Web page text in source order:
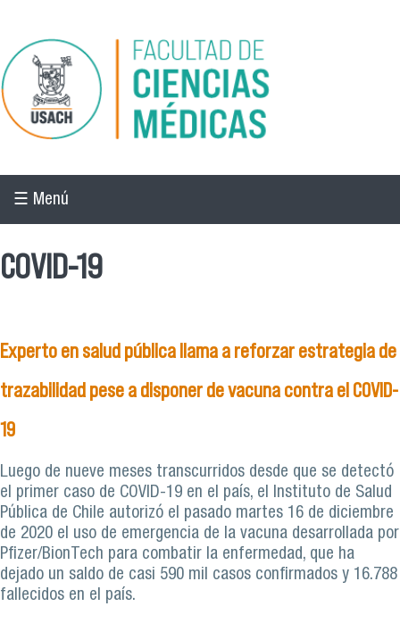
Pasar al contenido principal
☰ Menú
COVID-19
Experto en salud pública llama a reforzar estrategia de
trazabilidad pese a disponer de vacuna contra el COVID-
19
Luego de nueve meses transcurridos desde que se detectó
el primer caso de COVID-19 en el país, el Instituto de Salud
Pública de Chile autorizó el pasado martes 16 de diciembre
de 2020 el uso de emergencia de la vacuna desarrollada por
Pfizer/BionTech para combatir la enfermedad, que ha
dejado un saldo de casi 590 mil casos confirmados y 16.788
fallecidos en el país.